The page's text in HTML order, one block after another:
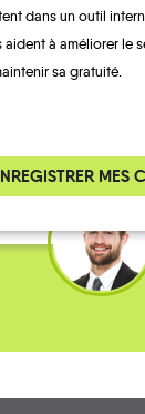
vais bosser en
de la gare
alors j’ai
Stéphane 36
dans un outil
à améliorer le
sa gratuité.
MES